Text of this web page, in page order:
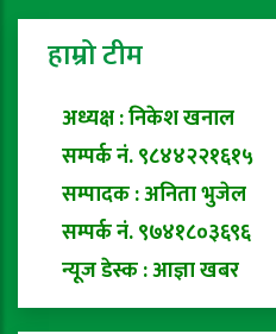
हाम्रो टीम
अध्यक्ष : निकेश खनाल
सम्पर्क नं. ९८४४२२१६१५
सम्पादक : अनिता भुजेल
सम्पर्क नं. ९७४१८०३६९६
न्यूज डेस्क : आज्ञा खबर